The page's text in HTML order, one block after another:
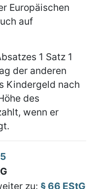
Europäischen
auf
1 Satz 1
der anderen
Kindergeld nach
des
wenn er
zu: § 66 EStG